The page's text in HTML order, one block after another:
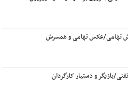
تهامی/عکس تهامی و همسرش
بازیگر و دستیار کارگردان